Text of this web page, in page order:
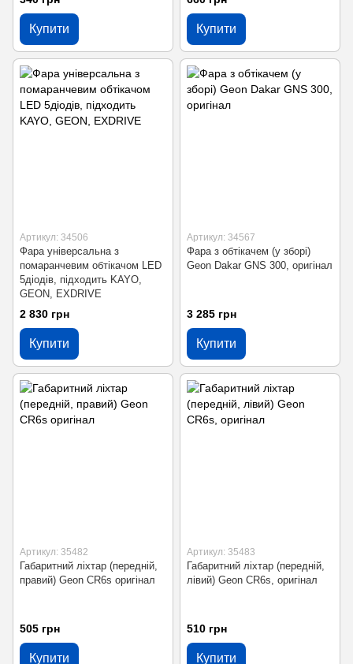
Купити Купити
Артикул: 34506
Фара універсальна з
помаранчевим обтікачом LED
5діодів, підходить KAYO,
GEON, EXDRIVE
2 830 грн
Купити
Артикул: 34567
Фара з обтікачем (у зборі)
Geon Dakar GNS 300, оригінал
3 285 грн
Купити
Артикул: 35482
Габаритний ліхтар (передній,
правий) Geon CR6s оригінал
505 грн
Купити
Артикул: 35483
Габаритний ліхтар (передній,
лівий) Geon CR6s, оригінал
510 грн
Купити